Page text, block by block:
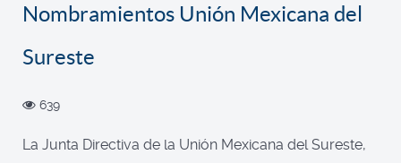
Nombramientos Unión Mexicana del
Sureste
639
La Junta Directiva de la Unión Mexicana del Sureste,